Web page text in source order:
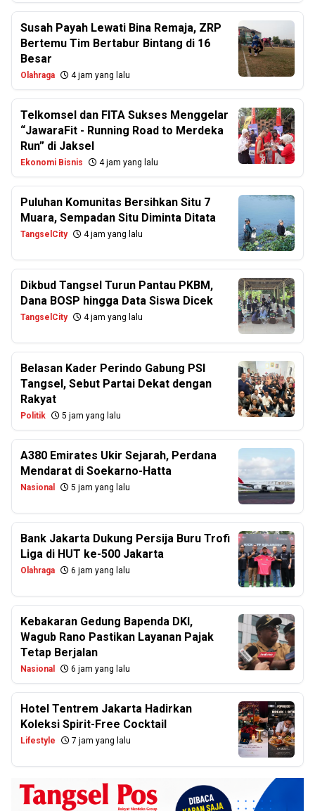
Susah Payah Lewati Bina Remaja, ZRP
Bertemu Tim Bertabur Bintang di 16
Besar
Olahraga 4 jam yang lalu
Telkomsel dan FITA Sukses Menggelar
“JawaraFit - Running Road to Merdeka
Run” di Jaksel
Ekonomi Bisnis 4 jam yang lalu
Puluhan Komunitas Bersihkan Situ 7
Muara, Sempadan Situ Diminta Ditata
TangselCity 4 jam yang lalu
Dikbud Tangsel Turun Pantau PKBM,
Dana BOSP hingga Data Siswa Dicek
TangselCity 4 jam yang lalu
Belasan Kader Perindo Gabung PSI
Tangsel, Sebut Partai Dekat dengan
Rakyat
Politik 5 jam yang lalu
A380 Emirates Ukir Sejarah, Perdana
Mendarat di Soekarno-Hatta
Nasional 5 jam yang lalu
Bank Jakarta Dukung Persija Buru Trofi
Liga di HUT ke-500 Jakarta
Olahraga 6 jam yang lalu
Kebakaran Gedung Bapenda DKI,
Wagub Rano Pastikan Layanan Pajak
Tetap Berjalan
Nasional 6 jam yang lalu
Hotel Tentrem Jakarta Hadirkan
Koleksi Spirit-Free Cocktail
Lifestyle 7 jam yang lalu